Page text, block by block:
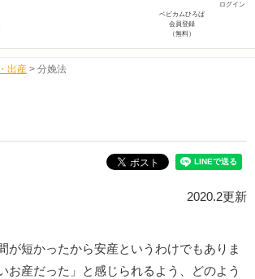
ログイン
ベビカムひろば
会員登録
（無料）
出産 > 分娩法
2020.2更新
が短かったから安産というわけでもありま
お産だった」と感じられるよう、どのよう